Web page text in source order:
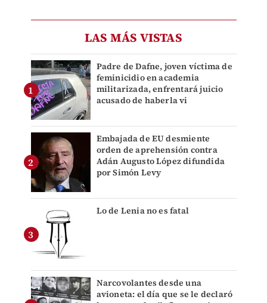
LAS MÁS VISTAS
Padre de Dafne, joven víctima de
feminicidio en academia
militarizada, enfrentará juicio
acusado de haberla vi
Embajada de EU desmiente
orden de aprehensión contra
Adán Augusto López difundida
por Simón Levy
Lo de Lenia no es fatal
Narcovolantes desde una
avioneta: el día que se le declaró